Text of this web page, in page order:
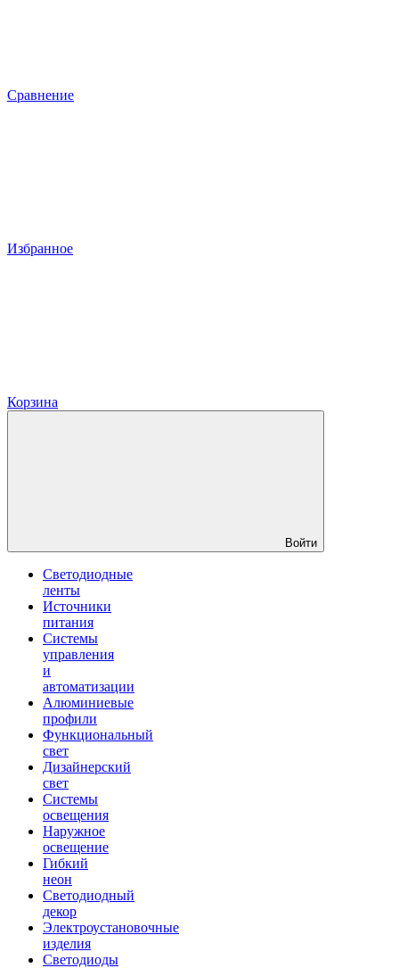
Сравнение
Избранное
Корзина
Войти
Светодиодные
ленты
Источники
питания
Системы
управления
и
автоматизации
Алюминиевые
профили
Функциональный
свет
Дизайнерский
свет
Системы
освещения
Наружное
освещение
Гибкий
неон
Светодиодный
декор
Электроустановочные
изделия
Светодиоды